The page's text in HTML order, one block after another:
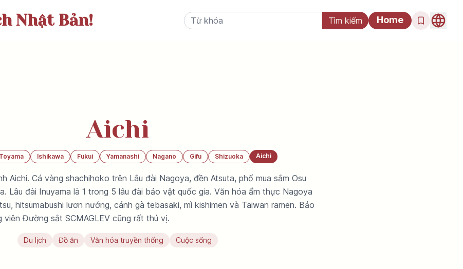
Nhật Bản! Home
Aichi
Toyama Ishikawa Fukui Yamanashi Nagano Gifu Shizuoka Aichi
Aichi. Cá vàng shachihoko trên Lâu đài Nagoya, đền Atsuta, phố mua sắm Osu
Lâu đài Inuyama là 1 trong 5 lâu đài bảo vật quốc gia. Văn hóa ẩm thực Nagoya
hitsumabushi lươn nướng, cánh gà tebasaki, mì kishimen và Taiwan ramen. Bảo
Đường sắt SCMAGLEV cũng rất thú vị.
Du lịch Đồ ăn Văn hóa truyền thống Cuộc sống